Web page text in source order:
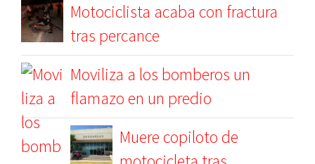
Motociclista acaba con fractura
tras percance
Moviliza a los bomberos un
flamazo en un predio
Muere copiloto de